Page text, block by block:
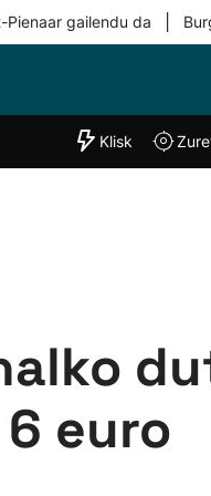
Pienaar gailendu da
"Helmuga"
Klisk
euro